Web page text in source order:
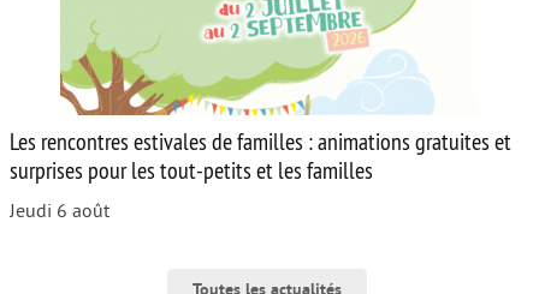
Les rencontres estivales de familles : animations gratuites et
surprises pour les tout-petits et les familles
Jeudi 6 août
Toutes les actualités